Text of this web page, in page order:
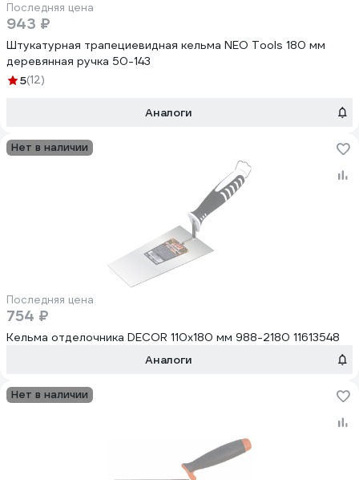
Последняя цена
943 ₽
Штукатурная трапециевидная кельма NEO Tools 180 мм
деревянная ручка 50-143
5(12)
Аналоги
Нет в наличии
Последняя цена
754 ₽
Кельма отделочника DЕCOR 110x180 мм 988-2180 11613548
Аналоги
Нет в наличии